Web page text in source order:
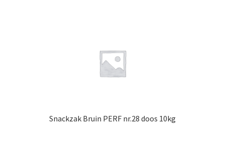
Snackzak Bruin PERF nr.28 doos 10kg